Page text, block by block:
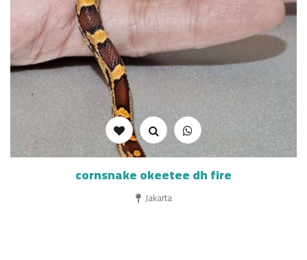
cornsnake okeetee dh fire
Jakarta